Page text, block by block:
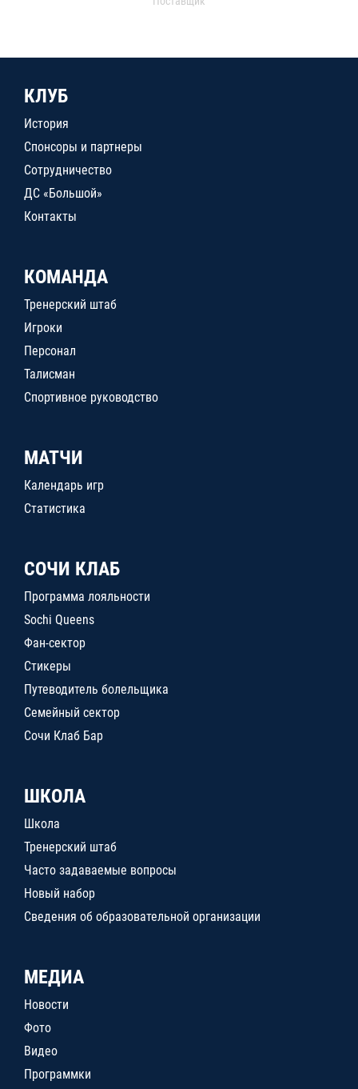
КЛУБ
История
Спонсоры и партнеры
Сотрудничество
ДС «Большой»
Контакты
КОМАНДА
Тренерский штаб
Игроки
Персонал
Талисман
Спортивное руководство
МАТЧИ
Календарь игр
Статистика
СОЧИ КЛАБ
Программа лояльности
Sochi Queens
Фан-сектор
Стикеры
Путеводитель болельщика
Семейный сектор
Сочи Клаб Бар
ШКОЛА
Школа
Тренерский штаб
Часто задаваемые вопросы
Новый набор
Сведения об образовательной организации
МЕДИА
Новости
Фото
Видео
Программки